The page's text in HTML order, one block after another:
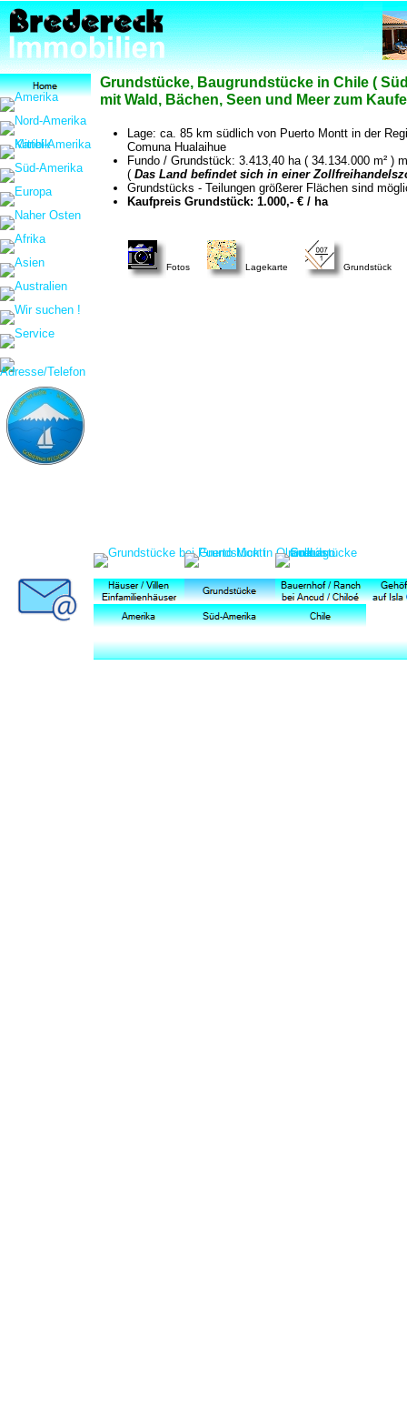
Fotos Lagekarte
Grundstücke, Baugrundstücke in Chile (
mit Wald, Bächen, Seen und Meer zum
Grundstück
Lage: ca. 85 km südlich von Puerto Montt in der
Comuna Hualaihue
Fundo / Grundstück: 3.413,40 ha ( 34.134.000 m² )
( Das Land befindet sich in einer
Grundstücks - Teilungen größerer Flächen sind
Kaufpreis Grundstück: 1.000,- € / ha